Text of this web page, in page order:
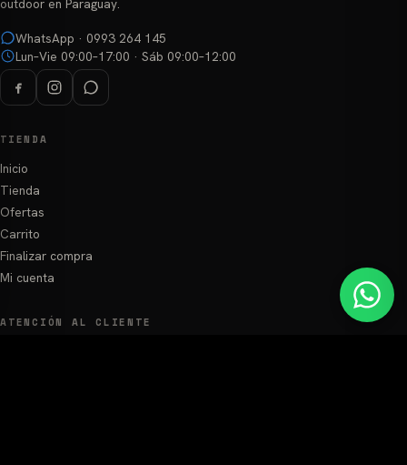
outdoor en Paraguay.
WhatsApp · 0993 264 145
Lun–Vie 09:00–17:00 · Sáb 09:00–12:00
TIENDA
Inicio
Tienda
Ofertas
Carrito
Finalizar compra
Mi cuenta
ATENCIÓN AL CLIENTE